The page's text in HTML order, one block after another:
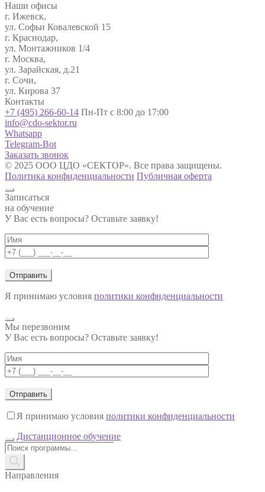
Наши офисы
г. Ижевск,
ул. Софьи Ковалевской 15
г. Краснодар,
ул. Монтажников 1/4
г. Москва,
ул. Зарайская, д.21
г. Сочи,
ул. Кирова 37
Контакты
+7 (495) 266-60-14 Пн-Пт с 8:00 до 17:00
info@cdo-sektor.ru
Whatsapp
Telegram-Bot
Заказать звонок
© 2025 ООО ЦДО «СЕКТОР». Все права защищены.
Политика конфиденциальности Публичная оферта
Записаться
на обучение
У Вас есть вопросы? Оставьте заявку!
Я принимаю условия политики конфиденциальности
Мы перезвоним
У Вас есть вопросы? Оставьте заявку!
Я принимаю условия политики конфиденциальности
Дистанционное обучение
Поиск
товаров
Направления